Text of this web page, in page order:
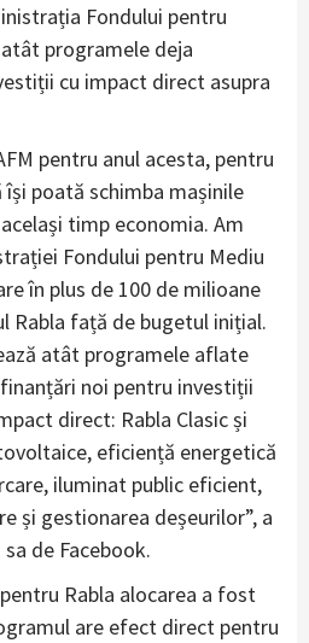
Fondului pentru
programele deja
cu impact direct asupra
pentru anul acesta, pentru
poată schimba mașinile
timp economia. Am
Fondului pentru Mediu
în plus de 100 de milioane
Rabla față de bugetul inițial.
atât programele aflate
noi pentru investiții
direct: Rabla Clasic și
eficiență energetică
iluminat public eficient,
și gestionarea deșeurilor”, a
de Facebook.
Rabla alocarea a fost
are efect direct pentru